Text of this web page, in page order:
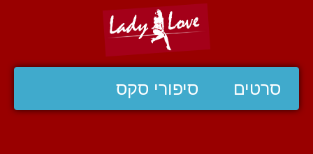
סרטים סיפורי סקס